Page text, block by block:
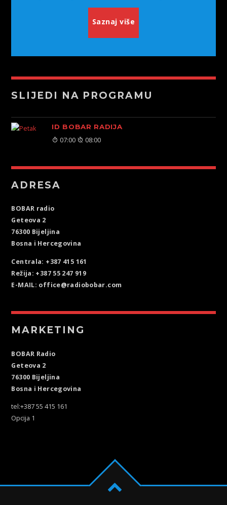
Saznaj više
SLIJEDI NA PROGRAMU
ID BOBAR RADIJA
07:00 08:00
ADRESA
BOBAR radio
Geteova 2
76300 Bijeljina
Bosna i Hercegovina
Centrala: +387 415 161
Režija: +387 55 247 919
E-MAIL: office@radiobobar.com
MARKETING
BOBAR Radio
Geteova 2
76300 Bijeljina
Bosna i Hercegovina
tel:+387 55 415 161
Opcija 1